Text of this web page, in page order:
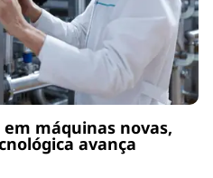
máquinas novas,
avança